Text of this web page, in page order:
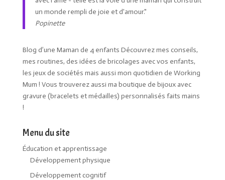
un monde rempli de joie et d'amour."
Popinette
Blog d’une Maman de 4 enfants Découvrez mes conseils,
mes routines, des idées de bricolages avec vos enfants,
les jeux de sociétés mais aussi mon quotidien de Working
Mum ! Vous trouverez aussi ma boutique de bijoux avec
gravure (bracelets et médailles) personnalisés faits mains
!
Menu du site
Éducation et apprentissage
Développement physique
Développement cognitif